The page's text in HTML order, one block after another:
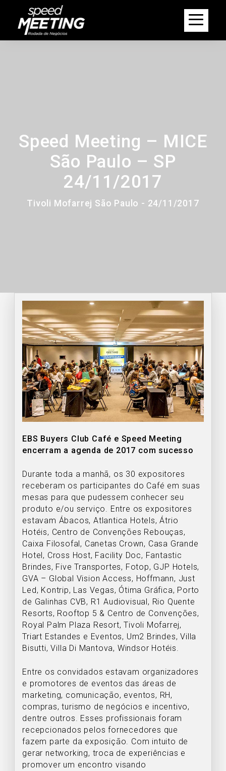
Speed Meeting – MICE
São Paulo – SP
24/11/2017
Tivoli Mofarrej São Paulo - 24/11/2017
EBS Buyers Club Café e Speed Meeting
encerram a agenda de 2017 com sucesso
Durante toda a manhã, os 30 expositores
receberam os participantes do Café em suas
mesas para que pudessem conhecer seu
produto e/ou serviço. Entre os expositores
estavam Ábacos, Atlantica Hotels, Átrio
Hotéis, Centro de Convenções Rebouças,
Caixa Filosofal, Canetas Crown, Casa Grande
Hotel, Cross Host, Facility Doc, Fantastic
Brindes, Five Transportes, Fotop, GJP Hotels,
GVA – Global Vision Access, Hoffmann, Just
Led, Kontrip, Las Vegas, Ótima Gráfica, Porto
de Galinhas CVB, R1 Audiovisual, Rio Quente
Resorts, Rooftop 5 & Centro de Convenções,
Royal Palm Plaza Resort, Tivoli Mofarrej,
Triart Estandes e Eventos, Um2 Brindes, Villa
Bisutti, Villa Di Mantova, Windsor Hotéis.
Entre os convidados estavam organizadores
e promotores de eventos das áreas de
marketing, comunicação, eventos, RH,
compras, turismo de negócios e incentivo,
dentre outros. Esses profissionais foram
recepcionados pelos fornecedores que
fazem parte da exposição. Com intuito de
gerar networking, troca de experiências e
promover um encontro visando